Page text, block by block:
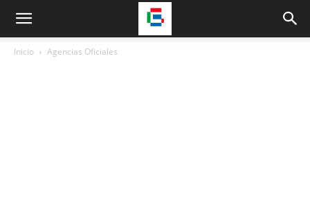
Inicio Agencias Oficiales